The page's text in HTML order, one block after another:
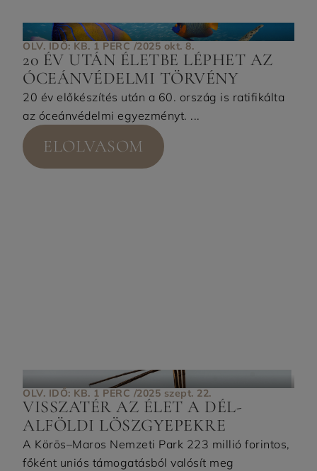
OLV. IDŐ: KB. 1 PERC /2025 okt. 8.
20 ÉV UTÁN ÉLETBE LÉPHET AZ
ÓCEÁNVÉDELMI TÖRVÉNY
20 év előkészítés után a 60. ország is ratifikálta
az óceánvédelmi egyezményt. ...
ELOLVASOM
OLV. IDŐ: KB. 1 PERC /2025 szept. 22.
VISSZATÉR AZ ÉLET A DÉL-
ALFÖLDI LÖSZGYEPEKRE
A Körös–Maros Nemzeti Park 223 millió forintos,
főként uniós támogatásból valósít meg